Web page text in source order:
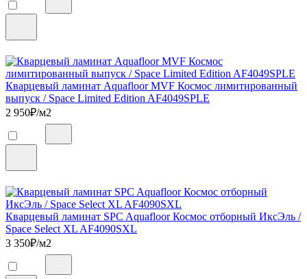
Кварцевый ламинат Aquafloor MVF Космос лимитированный
выпуск / Space Limited Edition AF4049SPLE
2 950₽/м2
Кварцевый ламинат SPC Aquafloor Космос отборный ИксЭль /
Space Select XL AF4090SXL
3 350₽/м2